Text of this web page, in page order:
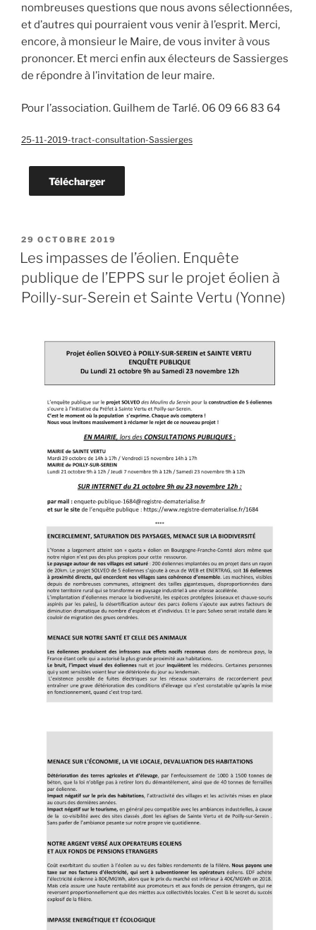
nombreuses questions que nous avons sélectionnées,
et d’autres qui pourraient vous venir à l’esprit. Merci,
encore, à monsieur le Maire, de vous inviter à vous
prononcer. Et merci enfin aux électeurs de Sassierges
de répondre à l’invitation de leur maire.
Pour l’association. Guilhem de Tarlé. 06 09 66 83 64
25-11-2019-tract-consultation-Sassierges
Télécharger
PUBLIÉ
LE
29 OCTOBRE 2019
Les impasses de l’éolien. Enquête
publique de l’EPPS sur le projet éolien à
Poilly-sur-Serein et Sainte Vertu (Yonne)